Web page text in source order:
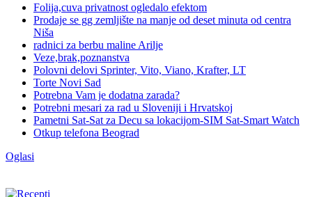
Folija,cuva privatnost ogledalo efektom
Prodaje se gg zemljište na manje od deset minuta od centra
Niša
radnici za berbu maline Arilje
Veze,brak,poznanstva
Polovni delovi Sprinter, Vito, Viano, Krafter, LT
Torte Novi Sad
Potrebna Vam je dodatna zarada?
Potrebni mesari za rad u Sloveniji i Hrvatskoj
Pametni Sat-Sat za Decu sa lokacijom-SIM Sat-Smart Watch
Otkup telefona Beograd
Oglasi